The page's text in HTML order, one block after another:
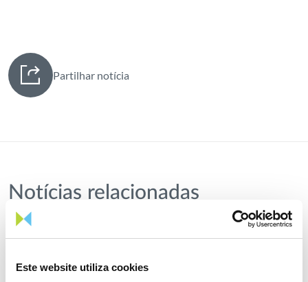
Este website utiliza cookies
Partilhar notícia
Notícias relacionadas